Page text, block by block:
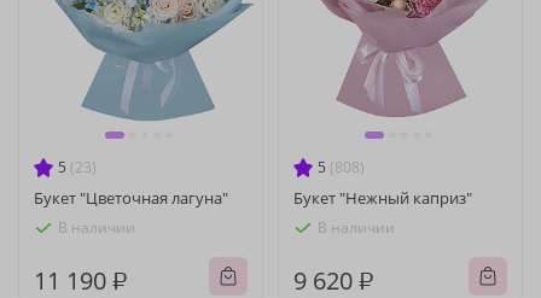
5 (23)
Букет "Цветочная лагуна"
В наличии
11 190 ₽
5 (808)
Букет "Нежный каприз"
В наличии
9 620 ₽